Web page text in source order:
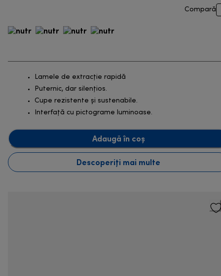
Compară
Lamele de extracție rapidă
Puternic, dar silențios.
Cupe rezistente și sustenabile.
Interfață cu pictograme luminoase.
Adaugă în coș
Descoperiți mai multe